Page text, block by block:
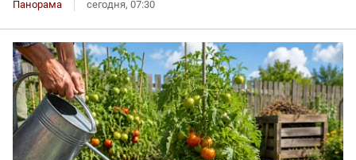
Панорама сегодня, 07:30